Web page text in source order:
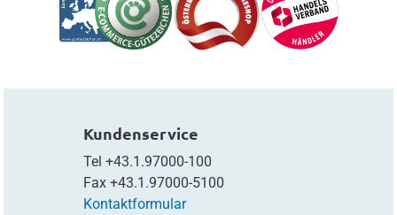
Kundenservice
Tel +43.1.97000-100
Fax +43.1.97000-5100
Kontaktformular